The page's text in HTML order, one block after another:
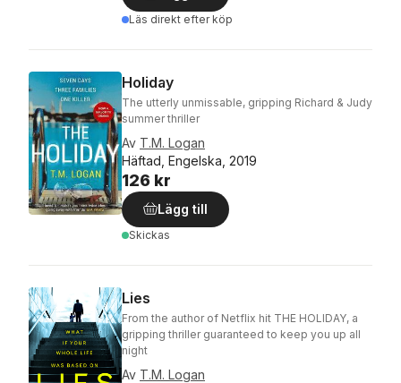
Läs direkt efter köp
Holiday
The utterly unmissable, gripping Richard & Judy
summer thriller
Av T.M. Logan
Häftad, Engelska, 2019
126 kr
Lägg till
Skickas
Lies
From the author of Netflix hit THE HOLIDAY, a
gripping thriller guaranteed to keep you up all
night
Av T.M. Logan